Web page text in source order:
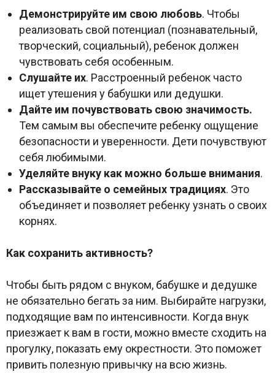
Демонстрируйте им свою любовь. Чтобы
реализовать свой потенциал (познавательный,
творческий, социальный), ребенок должен
чувствовать себя особенным.
Слушайте их. Расстроенный ребенок часто
ищет утешения у бабушки или дедушки.
Дайте им почувствовать свою значимость.
Тем самым вы обеспечите ребенку ощущение
безопасности и уверенности. Дети почувствуют
себя любимыми.
Уделяйте внуку как можно больше внимания.
Рассказывайте о семейных традициях. Это
объединяет и позволяет ребенку узнать о своих
корнях.
Как сохранить активность?
Чтобы быть рядом с внуком, бабушке и дедушке
не обязательно бегать за ним. Выбирайте нагрузки,
подходящие вам по интенсивности. Когда внук
приезжает к вам в гости, можно вместе сходить на
прогулку, показать ему окрестности. Это поможет
привить полезную привычку на всю жизнь.